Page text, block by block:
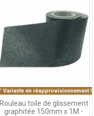
Variante en réapprovisionnement !
Rouleau toile de glissement
graphitée 150mm x 1M -